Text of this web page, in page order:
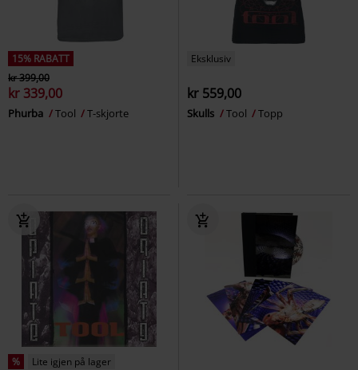
15% RABATT
kr 399,00
kr 339,00
Phurba Tool T-skjorte
Eksklusiv
kr 559,00
Skulls Tool Topp
% Lite igjen på lager